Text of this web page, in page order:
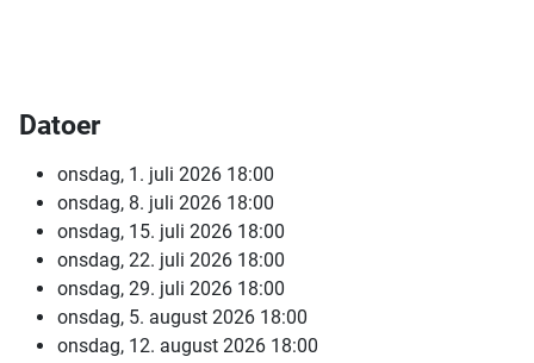
Datoer
onsdag, 1. juli 2026 18:00
onsdag, 8. juli 2026 18:00
onsdag, 15. juli 2026 18:00
onsdag, 22. juli 2026 18:00
onsdag, 29. juli 2026 18:00
onsdag, 5. august 2026 18:00
onsdag, 12. august 2026 18:00